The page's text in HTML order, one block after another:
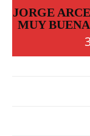
JORGE
MUY